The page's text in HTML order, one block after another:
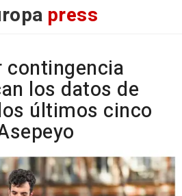
press
contingencia
los datos de
últimos cinco